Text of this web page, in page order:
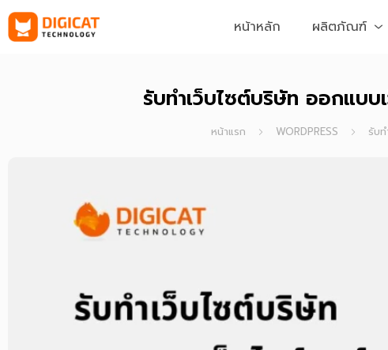
Skip
หน้าหลัก ผลิตภัณฑ์
รับทำเว็บไซต์บริษัท ออกแบบ
หน้าแรก WORDPRESS รับ